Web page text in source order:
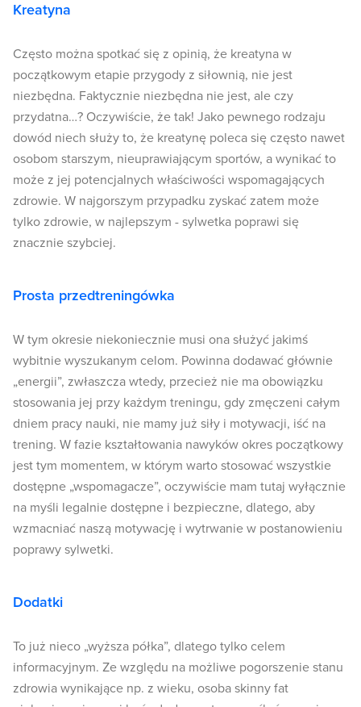
Kreatyna
Często można spotkać się z opinią, że kreatyna w
początkowym etapie przygody z siłownią, nie jest
niezbędna. Faktycznie niezbędna nie jest, ale czy
przydatna…? Oczywiście, że tak! Jako pewnego rodzaju
dowód niech służy to, że kreatynę poleca się często nawet
osobom starszym, nieuprawiającym sportów, a wynikać to
może z jej potencjalnych właściwości wspomagających
zdrowie. W najgorszym przypadku zyskać zatem może
tylko zdrowie, w najlepszym - sylwetka poprawi się
znacznie szybciej.
Prosta przedtreningówka
W tym okresie niekoniecznie musi ona służyć jakimś
wybitnie wyszukanym celom. Powinna dodawać głównie
„energii”, zwłaszcza wtedy, przecież nie ma obowiązku
stosowania jej przy każdym treningu, gdy zmęczeni całym
dniem pracy nauki, nie mamy już siły i motywacji, iść na
trening. W fazie kształtowania nawyków okres początkowy
jest tym momentem, w którym warto stosować wszystkie
dostępne „wspomagacze”, oczywiście mam tutaj wyłącznie
na myśli legalnie dostępne i bezpieczne, dlatego, aby
wzmacniać naszą motywację i wytrwanie w postanowieniu
poprawy sylwetki.
Dodatki
To już nieco „wyższa półka”, dlatego tylko celem
informacyjnym. Ze względu na możliwe pogorszenie stanu
zdrowia wynikające np. z wieku, osoba skinny fat